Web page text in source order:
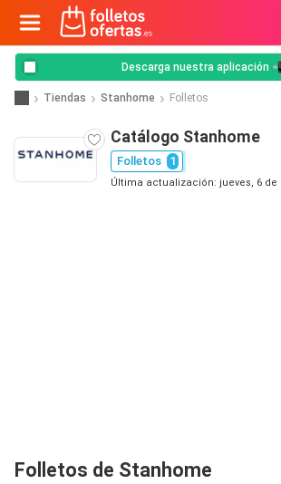
Descarga nuestra aplicación
Tiendas Stanhome Folletos
Catálogo Stanhome
Folletos 1
Última actualización: jueves, 6 de
Folletos de Stanhome